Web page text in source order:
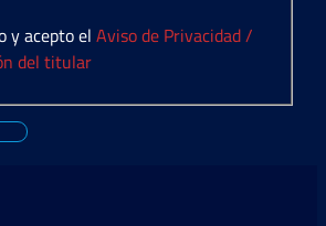
y acepto el Aviso de Privacidad /
del titular